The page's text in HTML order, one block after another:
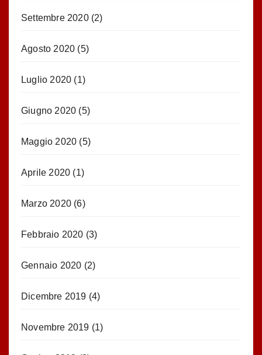
Settembre 2020(2)
Agosto 2020 (5)
Luglio 2020 (1)
Giugno 2020 (5)
Maggio 2020 (5)
Aprile 2020 (1)
Marzo 2020 (6)
Febbraio 2020 (3)
Gennaio 2020 (2)
Dicembre 2019 (4)
Novembre 2019 (1)